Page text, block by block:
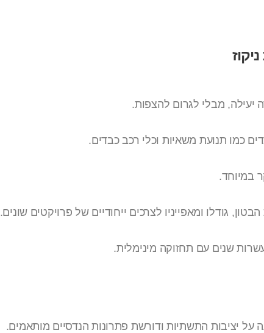
יעילה, מבלי לגרום להצפות.
כמו תנועת משאיות וכלי רכב כבדים.
במיוחד.
גודלו ומאפייניו לצרכים ייחודיים של פרויקטים שונים.
שנים עם תחזוקה מינימלית.
על יציבות התשתיות ודורשת פתרונות הנדסיים מותאמים.